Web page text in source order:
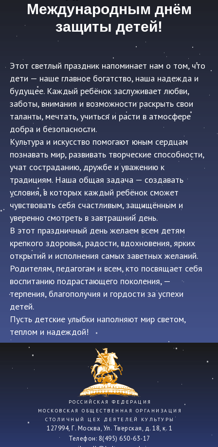
Международным днём
защиты детей!
Этот светлый праздник напоминает нам о том, что
дети — наше главное богатство, наша надежда и
будущее. Каждый ребёнок заслуживает любви,
заботы, внимания и возможности раскрыть свои
таланты, мечтать, учиться и расти в атмосфере
добра и безопасности.
Культура и искусство помогают юным сердцам
познавать мир, развивать творческие способности,
учат состраданию, дружбе и уважению к
традициям. Наша общая задача — создавать
условия, в которых каждый ребёнок сможет
чувствовать себя счастливым, защищённым и
уверенно смотреть в завтрашний день.
В этот праздничный день желаем всем детям
крепкого здоровья, радости, вдохновения, ярких
открытий и исполнения самых заветных желаний.
Родителям, педагогам и всем, кто посвящает себя
воспитанию подрастающего поколения, —
терпения, благополучия и гордости за успехи
детей.
Пусть детские улыбки наполняют мир светом,
теплом и надеждой!
127994, Г. Москва, Ул. Тверская, д. 18, к. 1
Телефон: 8(495) 650-63-17
РОССИЙСКАЯ ФЕДЕРАЦИЯ
МОСКОВСКАЯ ОБЩЕСТВЕННАЯ ОРГАНИЗАЦИЯ
СТОЛИЧНЫЙ ЦЕХ ДЕЯТЕЛЕЙ КУЛЬТУРЫ